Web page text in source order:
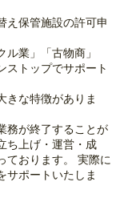
え保管施設の許可申
業」「古物商」
ストップでサポート
きな特徴がありま
務が終了することが
ち上げ・運営・成
ております。 実際に
サポートいたしま